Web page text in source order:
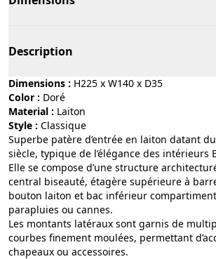
Description
Dimensions : H225 x W140 x D35
Color :
doré
Material :
laiton
Style :
classique
Superbe patère d’entrée en laiton datant
siècle, typique de l’élégance des intérieurs
Elle se compose d’une structure
central biseauté, étagère supérieure à
bouton laiton et bac inférieur
parapluies ou cannes.
Les montants latéraux sont garnis de
courbes finement moulées, permettant
chapeaux ou accessoires.